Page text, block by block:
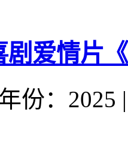
剧爱情片
份：2025 |